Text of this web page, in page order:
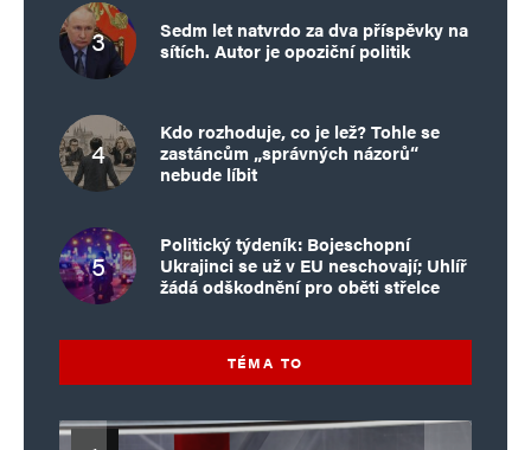
Sedm let natvrdo za dva příspěvky na
sítích. Autor je opoziční politik
Kdo rozhoduje, co je lež? Tohle se
zastáncům „správných názorů“
nebude líbit
Politický týdeník: Bojeschopní
Ukrajinci se už v EU neschovají; Uhlíř
žádá odškodnění pro oběti střelce
TÉMA TO